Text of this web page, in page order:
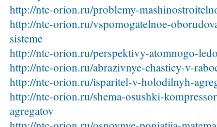
http://ntc-orion.ru/problemy-
http://ntc-orion.ru/vspomogatelnoe-
sisteme
http://ntc-orion.ru/perspektivy-atomnogo-
http://ntc-orion.ru/abrazivnye-chasticy-v-
http://ntc-orion.ru/isparitel-v-holodilnyh-
http://ntc-orion.ru/shema-osushki-
agregatov